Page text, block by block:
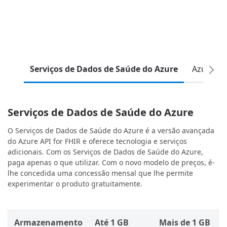
Serviços de Dados de Saúde do Azure Azure
Serviços de Dados de Saúde do Azure
O Serviços de Dados de Saúde do Azure é a versão avançada
do Azure API for FHIR e oferece tecnologia e serviços
adicionais. Com os Serviços de Dados de Saúde do Azure,
paga apenas o que utilizar. Com o novo modelo de preços, é-
lhe concedida uma concessão mensal que lhe permite
experimentar o produto gratuitamente.
Armazenamento Até 1 GB Mais de 1 GB